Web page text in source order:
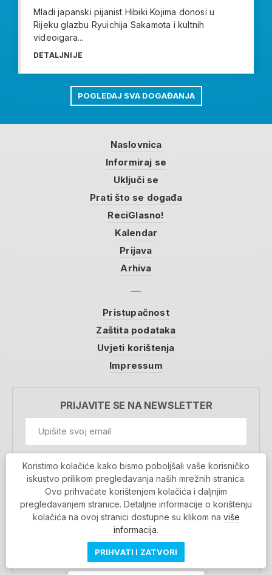
Mladi japanski pijanist Hibiki Kojima donosi u
Rijeku glazbu Ryuichija Sakamota i kultnih
videoigara...
DETALJNIJE
POGLEDAJ SVA DOGAĐANJA
Naslovnica
Informiraj se
Uključi se
Prati što se događa
ReciGlasno!
Kalendar
Prijava
Arhiva
Pristupačnost
Zaštita podataka
Uvjeti korištenja
Impressum
PRIJAVITE SE NA NEWSLETTER
Prihvaćam da se moji podaci spremaju u bazu
podataka i koriste u svrhu slanja MojaRijeka
newslettera
MOJARIJEKA NEWSLETTER
PRIJAVI SE
Koristimo kolačiće kako bismo poboljšali vaše korisničko
iskustvo prilikom pregledavanja naših mrežnih stranica.
Ovo prihvaćate korištenjem kolačića i daljnjim
pregledavanjem stranice. Detaljne informacije o korištenju
kolačića na ovoj stranici dostupne su klikom na više
informacija.
PRIHVATI I ZATVORI